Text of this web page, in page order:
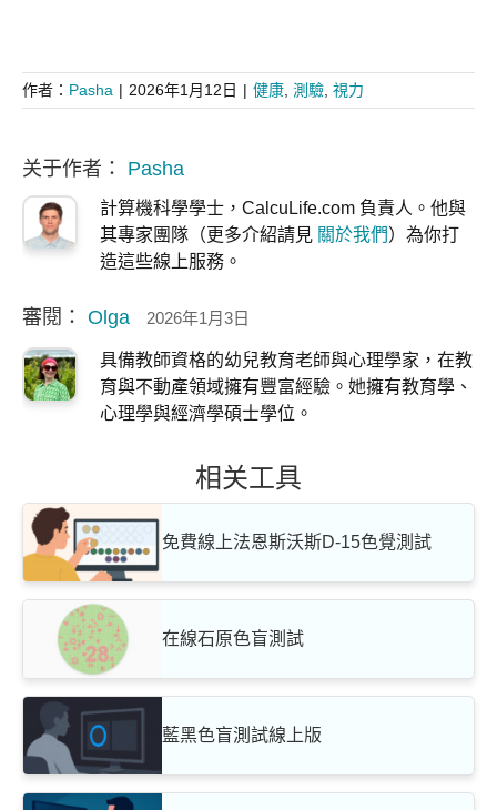
作者： Pasha | 2026年1月12日 | 健康, 測驗, 視力
关于作者： Pasha
計算機科學學士，CalcuLife.com 負責人。他與
其專家團隊（更多介紹請見 關於我們）為你打
造這些線上服務。
審閱： Olga 2026年1月3日
具備教師資格的幼兒教育老師與心理學家，在教
育與不動產領域擁有豐富經驗。她擁有教育學、
心理學與經濟學碩士學位。
相关工具
免費線上法恩斯沃斯D-15色覺測試
在線石原色盲測試
藍黑色盲測試線上版